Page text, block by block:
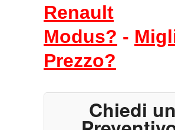
Renault
Modus? -
Prezzo?
Chiedi un